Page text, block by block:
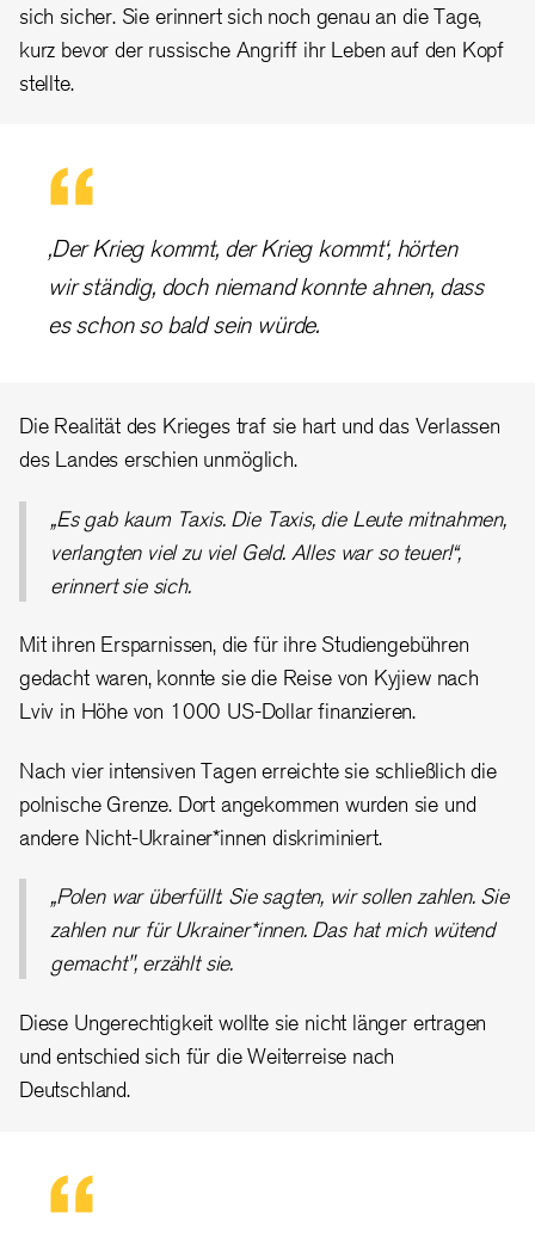
sich sicher. Sie erinnert sich noch genau an die Tage,
kurz bevor der russische Angriff ihr Leben auf den Kopf
stellte.
‚Der Krieg kommt, der Krieg kommt‘, hörten
wir ständig, doch niemand konnte ahnen, dass
es schon so bald sein würde.
Die Realität des Krieges traf sie hart und das Verlassen
des Landes erschien unmöglich.
„Es gab kaum Taxis. Die Taxis, die Leute mitnahmen,
verlangten viel zu viel Geld. Alles war so teuer!“,
erinnert sie sich.
Mit ihren Ersparnissen, die für ihre Studiengebühren
gedacht waren, konnte sie die Reise von Kyjiew nach
Lviv in Höhe von 1000 US-Dollar finanzieren.
Nach vier intensiven Tagen erreichte sie schließlich die
polnische Grenze. Dort angekommen wurden sie und
andere Nicht-Ukrainer*innen diskriminiert.
„Polen war überfüllt. Sie sagten, wir sollen zahlen. Sie
zahlen nur für Ukrainer*innen. Das hat mich wütend
gemacht", erzählt sie.
Diese Ungerechtigkeit wollte sie nicht länger ertragen
und entschied sich für die Weiterreise nach
Deutschland.